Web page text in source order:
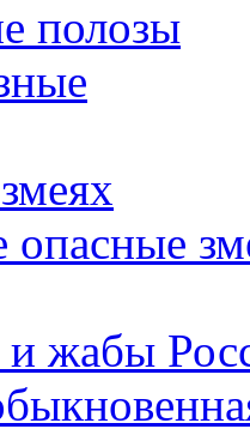
полозы
опасные
жабы